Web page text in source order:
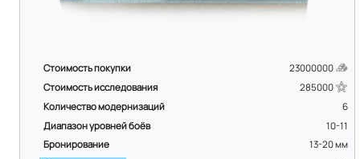
Стоимость покупки
23000000
Стоимость исследования
285000
Количество модернизаций
6
Диапазон уровней боёв
10-11
Бронирование
13-20мм